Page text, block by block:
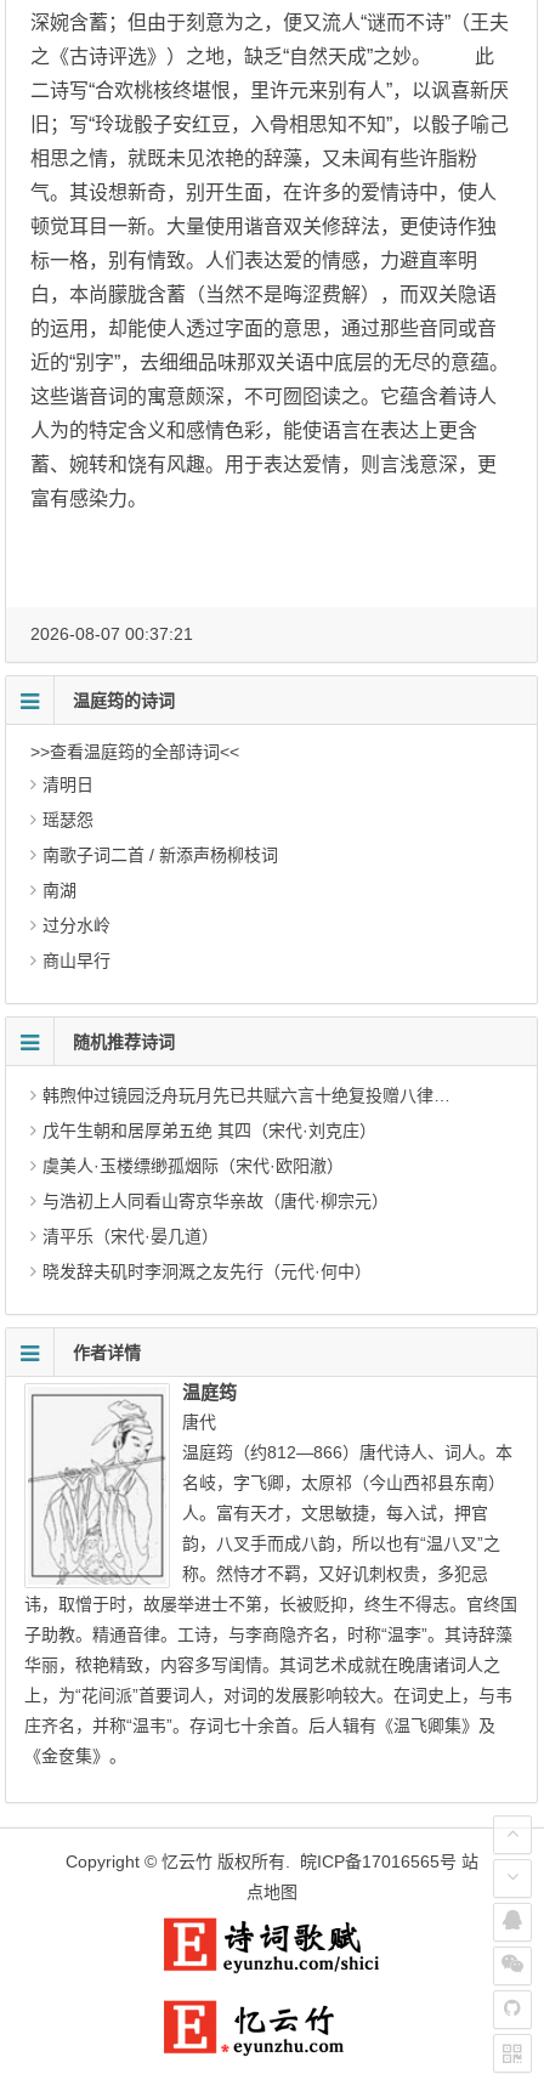
深婉含蓄；但由于刻意为之，便又流人“谜而不诗”（王夫
之《古诗评选》）之地，缺乏“自然天成”之妙。 此
二诗写“合欢桃核终堪恨，里许元来别有人”，以讽喜新厌
旧；写“玲珑骰子安红豆，入骨相思知不知”，以骰子喻己
相思之情，就既未见浓艳的辞藻，又未闻有些许脂粉
气。其设想新奇，别开生面，在许多的爱情诗中，使人
顿觉耳目一新。大量使用谐音双关修辞法，更使诗作独
标一格，别有情致。人们表达爱的情感，力避直率明
白，本尚朦胧含蓄（当然不是晦涩费解），而双关隐语
的运用，却能使人透过字面的意思，通过那些音同或音
近的“别字”，去细细品味那双关语中底层的无尽的意蕴。
这些谐音词的寓意颇深，不可囫囵读之。它蕴含着诗人
人为的特定含义和感情色彩，能使语言在表达上更含
蓄、婉转和饶有风趣。用于表达爱情，则言浅意深，更
富有感染力。
2026-08-07 00:37:21
温庭筠的诗词
>>查看温庭筠的全部诗词<<
清明日
瑶瑟怨
南歌子词二首 / 新添声杨柳枝词
南湖
过分水岭
商山早行
随机推荐诗词
韩煦仲过镜园泛舟玩月先已共赋六言十绝复投赠八律步元韵奉酬 其四（明代·邓云霄）
戊午生朝和居厚弟五绝 其四（宋代·刘克庄）
虞美人·玉楼缥缈孤烟际（宋代·欧阳澈）
与浩初上人同看山寄京华亲故（唐代·柳宗元）
清平乐（宋代·晏几道）
晓发辞夫矶时李泂溉之友先行（元代·何中）
作者详情
温庭筠
唐代
温庭筠（约812—866）唐代诗人、词人。本
名岐，字飞卿，太原祁（今山西祁县东南）
人。富有天才，文思敏捷，每入试，押官
韵，八叉手而成八韵，所以也有“温八叉”之
称。然恃才不羁，又好讥刺权贵，多犯忌
讳，取憎于时，故屡举进士不第，长被贬抑，终生不得志。官终国
子助教。精通音律。工诗，与李商隐齐名，时称“温李”。其诗辞藻
华丽，秾艳精致，内容多写闺情。其词艺术成就在晚唐诸词人之
上，为“花间派”首要词人，对词的发展影响较大。在词史上，与韦
庄齐名，并称“温韦”。存词七十余首。后人辑有《温飞卿集》及
《金奁集》。
Copyright © 忆云竹 版权所有. 皖ICP备17016565号 站
点地图